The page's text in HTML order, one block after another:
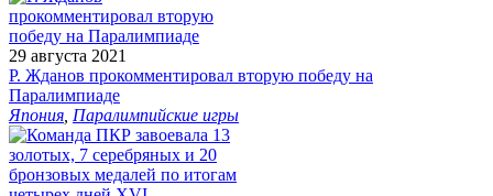
29 августа 2021
Р. Жданов прокомментировал вторую победу на
Паралимпиаде
Япония Паралимпийские игры